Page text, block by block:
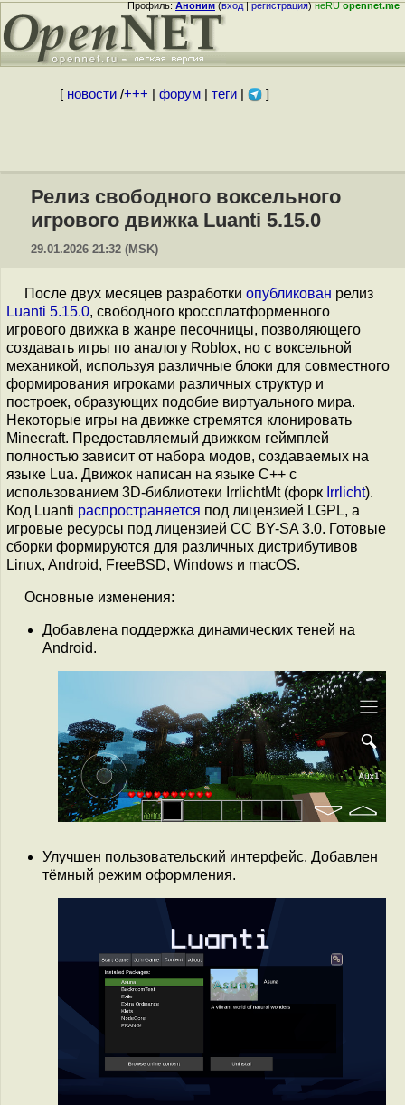
Профиль:Аноним(вход|регистрация)неRUopennet.me
[ новости/+++ форум| теги| ]
Релиз свободного воксельного
игрового движка Luanti 5.15.0
29.01.2026 21:32 (MSK)
После двух месяцев разработки опубликован релиз
Luanti 5.15.0, свободного кроссплатформенного
игрового движка в жанре песочницы, позволяющего
создавать игры по аналогу Roblox, но с воксельной
механикой, используя различные блоки для совместного
формирования игроками различных структур и
построек, образующих подобие виртуального мира.
Некоторые игры на движке стремятся клонировать
Minecraft. Предоставляемый движком геймплей
полностью зависит от набора модов, создаваемых на
языке Lua. Движок написан на языке С++ c
использованием 3D-библиотеки IrrlichtMt (форк Irrlicht).
Код Luanti распространяется под лицензией LGPL, а
игровые ресурсы под лицензией CC BY-SA 3.0. Готовые
сборки формируются для различных дистрибутивов
Linux, Android, FreeBSD, Windows и macOS.
Основные изменения:
Добавлена поддержка динамических теней на
Android.
Улучшен пользовательский интерфейс. Добавлен
тёмный режим оформления.